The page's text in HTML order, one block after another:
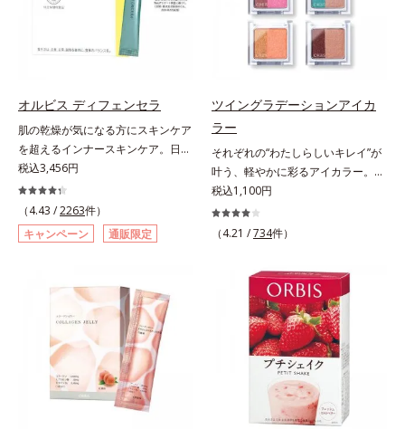
としてお使いいただく場合や、お肌
の状態に合わせて毎日お使いいただ
いても問題ありません。【ご使用方
法】①適量(さくらんぼ 1粒程度)を
を描くように、よくなじませます。
②指先の感触が軽くなったら、水ま
たはぬるま湯でよく洗い流します。
※W洗顔は不要です。
るべく、独自技術によるオルビスの
リポソームビタミンCは高吸収率。
カラダと同じ成分でできたリポソー
ム（カプセル）にビタミンCを閉じ
従来のビタミンCに比べて吸収率が
差で届けるタイムデリバー設計をプ
ラスすることで体内に長く留め、最
大限アプローチしていきます。甘酸
っぱいパイン風味が口の中に爽やか
に広がる顆粒タイプ。水なしでもサ
ッと摂れます。
けのケアなので、夏対策にありがち
な不快感やストレスは無し！ 時短
ケアにもなるため、忙しい方にもお
に早速、毎日2粒（目安）の新習慣
を始めましょう。* 紫外線などによ
り失われるビタミンCを中心とした
栄養成分の補給
オルビス ディフェンセラ
肌の乾燥が気になる方にスキンケア
を超えるインナースキンケア。日本
初(*1)“肌にもトクホ(*2)”！肌の乾燥
が気になる方に。高純度に精製した
米胚芽由来のグルコシルセラミドを
配合。「肌の水分を逃しにくくする
ため、肌の乾燥が気になる方に適し
アです。“飲むスキンケア”だから、
顔だけでなく、背中や足など、スキ
ンケア機能は全身にも。なかなか手
が回らない、ボディの乾燥対策にも
おすすめです。ゆずの爽やかな香り
とすっきりとした酸味が特徴の「ゆ
ず風味」、芳醇なマスカットの香り
税込3,456円
（4.43 /2263件）
キャンペーン
通販限定
ツイングラデーションアイカ
ラー
それぞれの“わたしらしいキレイ”が
叶う、軽やかに彩るアイカラー。そ
れぞれの“わたしに似合う！”を叶え
る、絶妙な2色セットのデイリーア
イカラーです。自由に使い回せる濃
ョンが作れて、瞳の印象を確実に
UP。重ね方次第で印象の異なる仕
上がりが可能で、毎日のメイクがも
っと楽しくなります。それぞれの肌
色を考えたこだわりの色設計だか
ら、冒険カラーも肌にすんなりなじ
み、立体的で華やかな目元に仕上が
ります。容器の中でプレスされた粉
税込1,100円
（4.21 /734件）